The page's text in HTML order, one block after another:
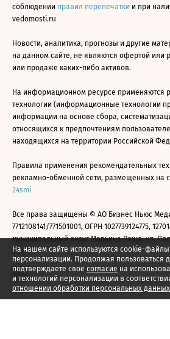
На нашем сайте используются cookie-файлы
персонализации. Продолжая пользоваться
подтверждаете свое согласие на
и технологий персонализации в
отношении обработки персональных
соблюдении правил перепечатки и при
vedomosti.ru
Новости, аналитика, прогнозы и другие
на данном сайте, не являются офертой или
или продаже каких-либо активов.
На информационном ресурсе применяются
технологии (информационные технологии
информации на основе сбора,
относящихся к предпочтениям
находящихся на территории Российской
Правила применения рекомендательных
рекламно-обменной сети, размещенных на
24smi
Все права защищены © АО Бизнес Ньюс
7712108141/771501001, ОГРН 1027739124775,
муниципальный округ Марьина Роща, ул.
2026